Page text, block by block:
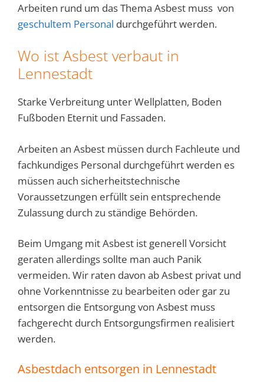
Arbeiten rund um das Thema Asbest muss von
geschultem Personal durchgeführt werden.
Wo ist Asbest verbaut in
Lennestadt
Starke Verbreitung unter Wellplatten, Boden
Fußboden Eternit und Fassaden.
Arbeiten an Asbest müssen durch Fachleute und
fachkundiges Personal durchgeführt werden es
müssen auch sicherheitstechnische
Voraussetzungen erfüllt sein entsprechende
Zulassung durch zu ständige Behörden.
Beim Umgang mit Asbest ist generell Vorsicht
geraten allerdings sollte man auch Panik
vermeiden. Wir raten davon ab Asbest privat und
ohne Vorkenntnisse zu bearbeiten oder gar zu
entsorgen die Entsorgung von Asbest muss
fachgerecht durch Entsorgungsfirmen realisiert
werden.
Asbestdach entsorgen in Lennestadt